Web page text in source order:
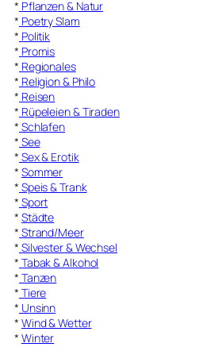
* Pflanzen & Natur
* Poetry Slam
* Politik
* Promis
* Regionales
* Religion & Philo
* Reisen
* Rüpeleien & Tiraden
* Schlafen
* See
* Sex & Erotik
* Sommer
* Speis & Trank
* Sport
* Städte
* Strand/Meer
* Silvester & Wechsel
* Tabak & Alkohol
* Tanzen
* Tiere
* Unsinn
* Wind & Wetter
* Winter